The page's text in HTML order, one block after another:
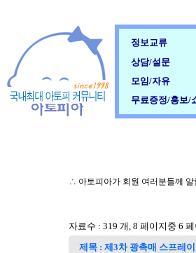
정보교류
상담/설문
모임/자유
무료증정/홍보/
∴ 아토피아가 회원 여러분들께 알
자료수 : 319 개, 8 페이지중 6 페
제목 : 제3차 광촉매 스프레